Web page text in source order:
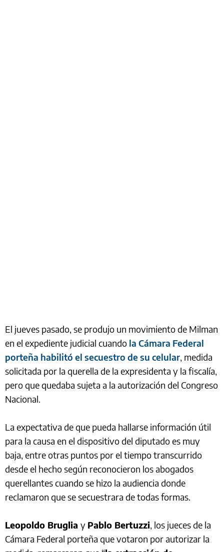
El jueves pasado, se produjo un movimiento de Milman
en el expediente judicial cuando la Cámara Federal
porteña habilitó el secuestro de su celular, medida
solicitada por la querella de la expresidenta y la fiscalía,
pero que quedaba sujeta a la autorización del Congreso
Nacional.
La expectativa de que pueda hallarse información útil
para la causa en el dispositivo del diputado es muy
baja, entre otras puntos por el tiempo transcurrido
desde el hecho según reconocieron los abogados
querellantes cuando se hizo la audiencia donde
reclamaron que se secuestrara de todas formas.
Leopoldo Bruglia y Pablo Bertuzzi, los jueces de la
Cámara Federal porteña que votaron por autorizar la